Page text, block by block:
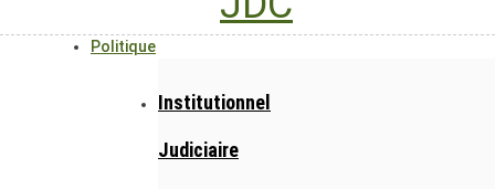
Politique
Institutionnel
Judiciaire